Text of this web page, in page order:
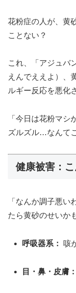
花粉症の人が、黄
ことない？
これ、「アジュバ
えんでええよ）、
ルギー反応を悪化
「今日は花粉マ
ズルズル…なんて
健康被害：
「なんか調子悪い
たら黄砂のせいか
呼吸器系： 咳
目・鼻・皮膚：